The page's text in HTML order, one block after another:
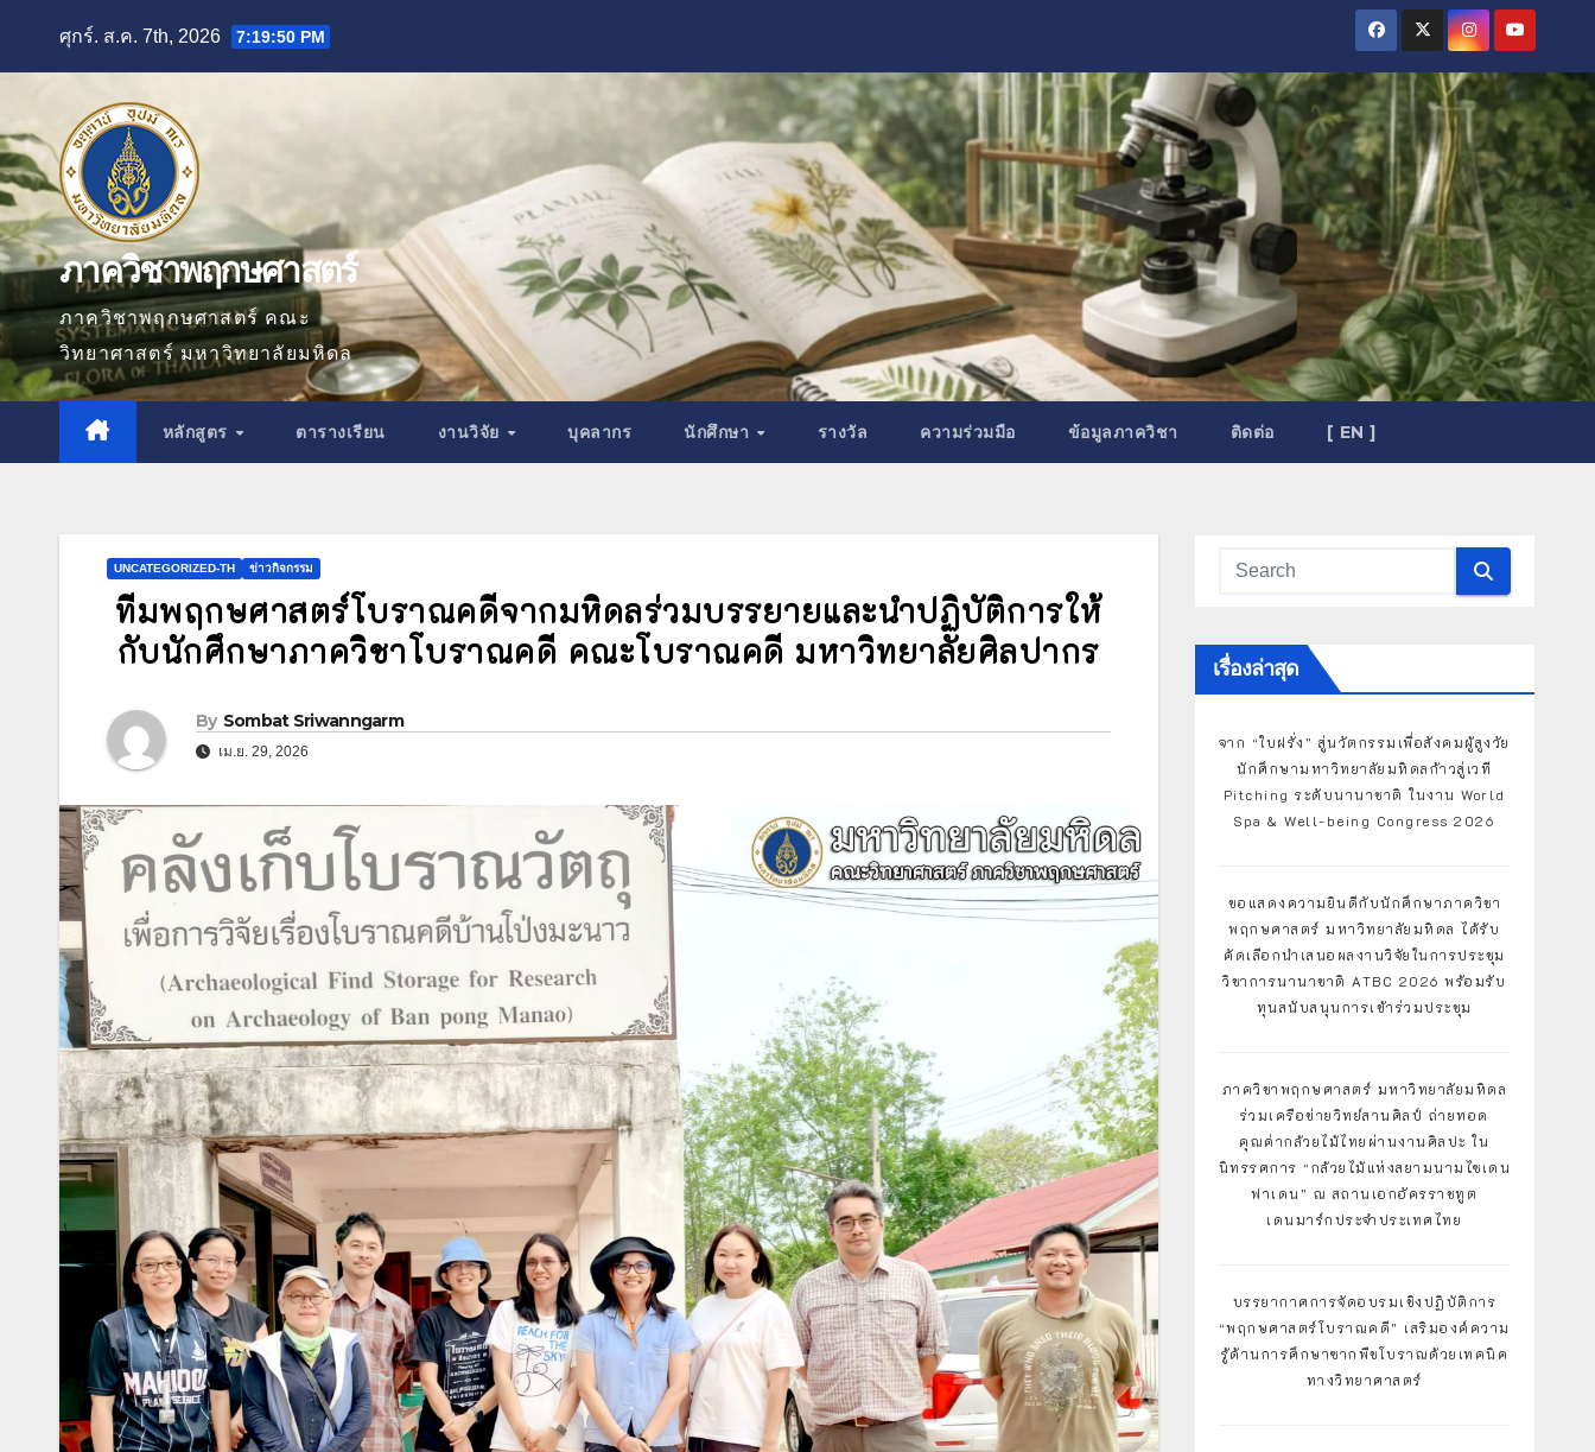
ศุกร์. ส.ค. 7th, 2026 7:19:52 PM
ภาควิชาพฤกษศาสตร์
ภาควิชาพฤกษศาสตร์ คณะ
วิทยาศาสตร์ มหาวิทยาลัยมหิดล
หลักสูตร ตารางเรียน งานวิจัย บุคลากร นักศึกษา รางวัล ความร่วมมือ ข้อมูลภาควิชา ติดต่อ [ EN ]
UNCATEGORIZED-TH ข่าวกิจกรรม
ทีมพฤกษศาสตร์โบราณคดีจากมหิดลร่วมบรรยายและนำปฏิบัติการให้
กับนักศึกษาภาควิชาโบราณคดี คณะโบราณคดี มหาวิทยาลัยศิลปากร
By Sombat Sriwanngarm
เม.ย. 29, 2026
เรื่องล่าสุด
จาก “ใบฝรั่ง” สู่นวัตกรรมเพื่อสังคมผู้สูงวัย
นักศึกษามหาวิทยาลัยมหิดลก้าวสู่เวที
Pitching ระดับนานาชาติ ในงาน World
Spa & Well-being Congress 2026
ขอแสดงความยินดีกับนักศึกษาภาควิชา
พฤกษศาสตร์ มหาวิทยาลัยมหิดล ได้รับ
คัดเลือกนำเสนอผลงานวิจัยในการประชุม
วิชาการนานาชาติ ATBC 2026 พร้อมรับ
ทุนสนับสนุนการเข้าร่วมประชุม
ภาควิชาพฤกษศาสตร์ มหาวิทยาลัยมหิดล
ร่วมเครือข่ายวิทย์สานศิลป์ ถ่ายทอด
คุณค่ากล้วยไม้ไทยผ่านงานศิลปะ ใน
นิทรรศการ “กล้วยไม้แห่งสยามนามไซเดน
ฟาเดน” ณ สถานเอกอัครราชทูต
เดนมาร์กประจำประเทศไทย
บรรยากาศการจัดอบรมเชิงปฏิบัติการ
“พฤกษศาสตร์โบราณคดี” เสริมองค์ความ
รู้ด้านการศึกษาซากพืชโบราณด้วยเทคนิค
ทางวิทยาศาสตร์